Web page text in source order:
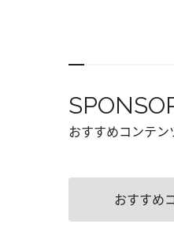
おすすめコンテン
おすすめ